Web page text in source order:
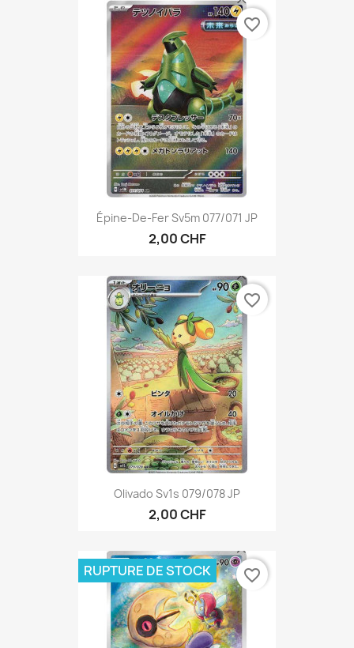
Épine-De-Fer Sv5m 077/071 JP
2,00 CHF
favorite_border
Olivado Sv1s 079/078 JP
2,00 CHF
favorite_border
RUPTURE DE STOCK favorite_border